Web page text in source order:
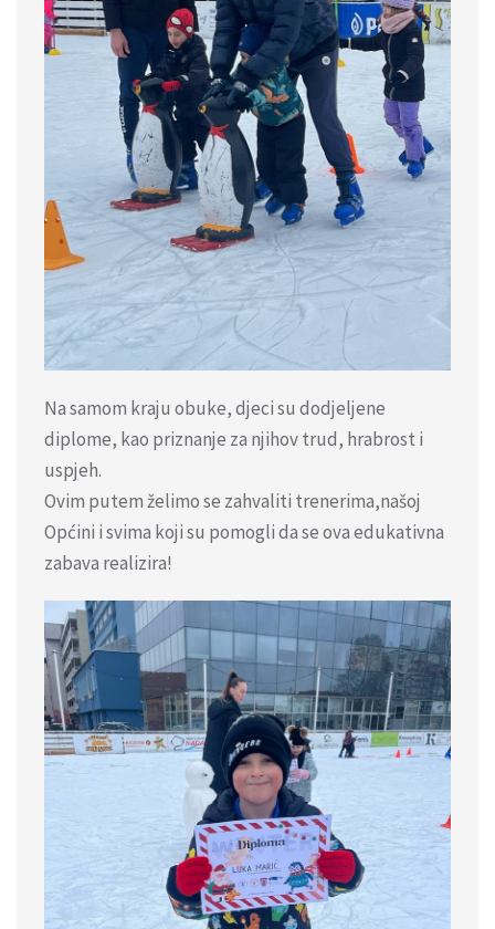
Na samom kraju obuke, djeci su dodjeljene
diplome, kao priznanje za njihov trud, hrabrost i
uspjeh.
Ovim putem želimo se zahvaliti trenerima,našoj
Općini i svima koji su pomogli da se ova edukativna
zabava realizira!